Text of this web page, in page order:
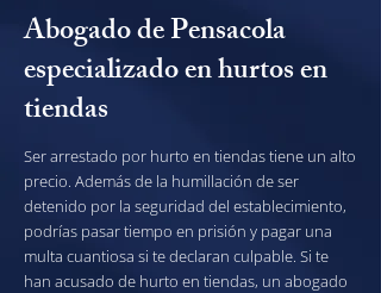
Abogado de Pensacola
especializado en hurtos en
tiendas
Ser arrestado por hurto en tiendas tiene un alto
precio. Además de la humillación de ser
detenido por la seguridad del establecimiento,
podrías pasar tiempo en prisión y pagar una
multa cuantiosa si te declaran culpable. Si te
han acusado de hurto en tiendas, un abogado